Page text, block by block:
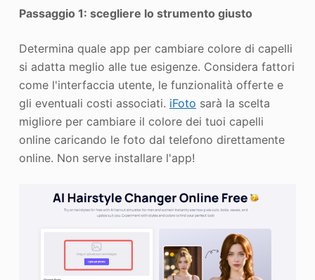
Passaggio 1: scegliere lo strumento giusto
Determina quale app per cambiare colore di capelli
si adatta meglio alle tue esigenze. Considera fattori
come l'interfaccia utente, le funzionalità offerte e
gli eventuali costi associati. iFoto sarà la scelta
migliore per cambiare il colore dei tuoi capelli
online caricando le foto dal telefono direttamente
online. Non serve installare l'app!